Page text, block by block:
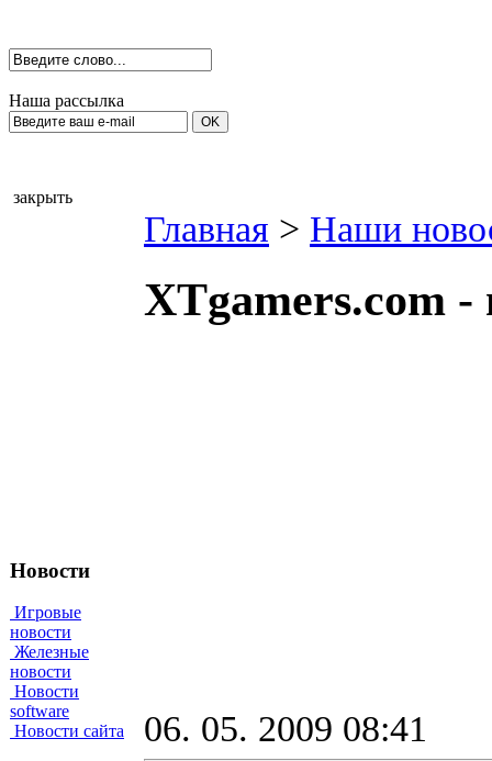
Наша рассылка
закрыть
Новости
Игровые
новости
Железные
новости
Новости
software
Новости сайта
Главная > Наши
XTgamers.com -
06. 05. 2009 08:41